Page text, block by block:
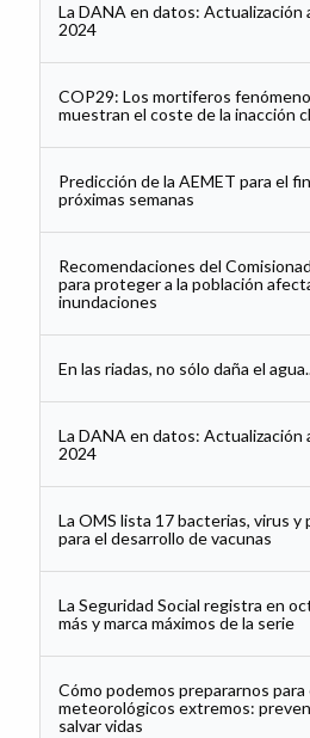
La DANA en datos: Actualización
2024
COP29: Los mortiferos
muestran el coste de la inacción
Predicción de la AEMET para el
próximas semanas
Recomendaciones del
para proteger a la población
inundaciones
En las riadas, no sólo daña el
La DANA en datos: Actualización
2024
La OMS lista 17 bacterias, virus
para el desarrollo de vacunas
La Seguridad Social registra en
más y marca máximos de la serie
Cómo podemos prepararnos
meteorológicos extremos:
salvar vidas